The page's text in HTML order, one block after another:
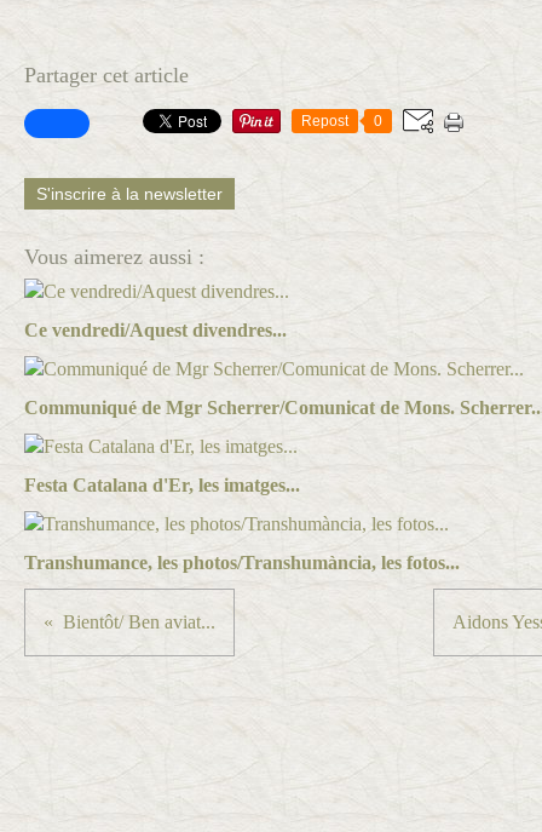
Partager cet article
Repost 0
S'inscrire à la newsletter
Vous aimerez aussi :
Ce vendredi/Aquest divendres...
Communiqué de Mgr Scherrer/Comunicat de Mons.
Festa Catalana d'Er, les imatges...
Transhumance, les photos/Transhumància, les fotos...
Bientôt/ Ben aviat... Aidons